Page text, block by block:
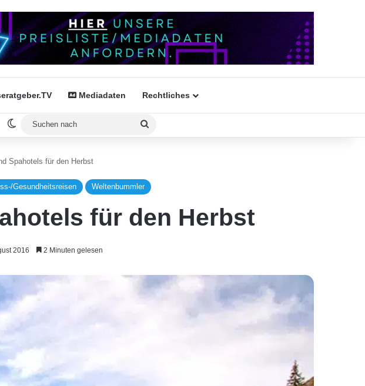
Mediadaten Rechtliches
SidebarSkin umschalten
Spahotels für den Herbst
Gesundheitsreisen Weltenbummler
für den Herbst
2016 2 Minuten gelesen